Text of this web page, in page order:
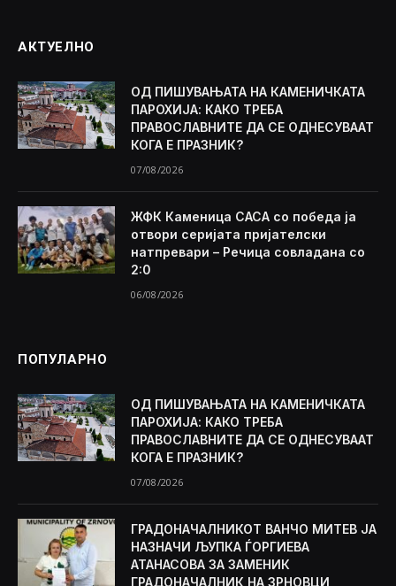
АКТУЕЛНО
ОД ПИШУВАЊАТА НА КАМЕНИЧКАТА
ПАРОХИЈА: КАКО ТРЕБА
ПРАВОСЛАВНИТЕ ДА СЕ ОДНЕСУВААТ
КОГА Е ПРАЗНИК?
07/08/2026
ЖФК Каменица САСА со победа ја
отвори серијата пријателски
натпревари – Речица совладана со
2:0
06/08/2026
ПОПУЛАРНО
ОД ПИШУВАЊАТА НА КАМЕНИЧКАТА
ПАРОХИЈА: КАКО ТРЕБА
ПРАВОСЛАВНИТЕ ДА СЕ ОДНЕСУВААТ
КОГА Е ПРАЗНИК?
07/08/2026
ГРАДОНАЧАЛНИКОТ ВАНЧО МИТЕВ ЈА
НАЗНАЧИ ЉУПКА ЃОРГИЕВА
АТАНАСОВА ЗА ЗАМЕНИК
ГРАДОНАЧАЛНИК НА ЗРНОВЦИ